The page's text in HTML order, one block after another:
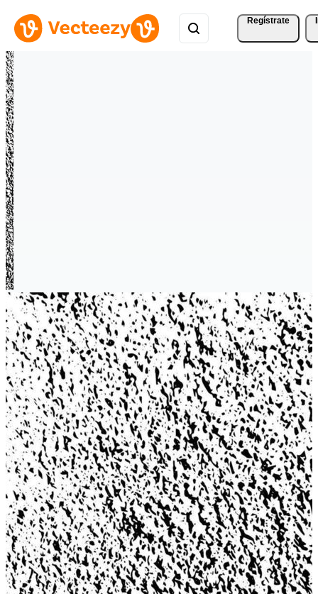
Regístrate